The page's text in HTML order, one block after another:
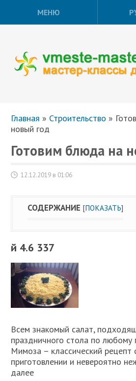
МЕНЮ
Главная » Строительство »
новый год
Готовим блюда на
12.12.2019 в 01:06
СОДЕРЖАНИЕ [ПОКАЗАТЬ]
й 4.6 337
Всем знакомый салат,
праздничного стола по любому
Мимоза – классический рецепт
приготовлении и невероятно
далее